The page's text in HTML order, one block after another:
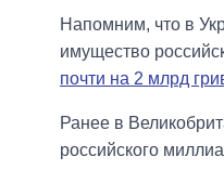
Напомним, что в
имущество
почти на 2 млрд
Ранее в
российского